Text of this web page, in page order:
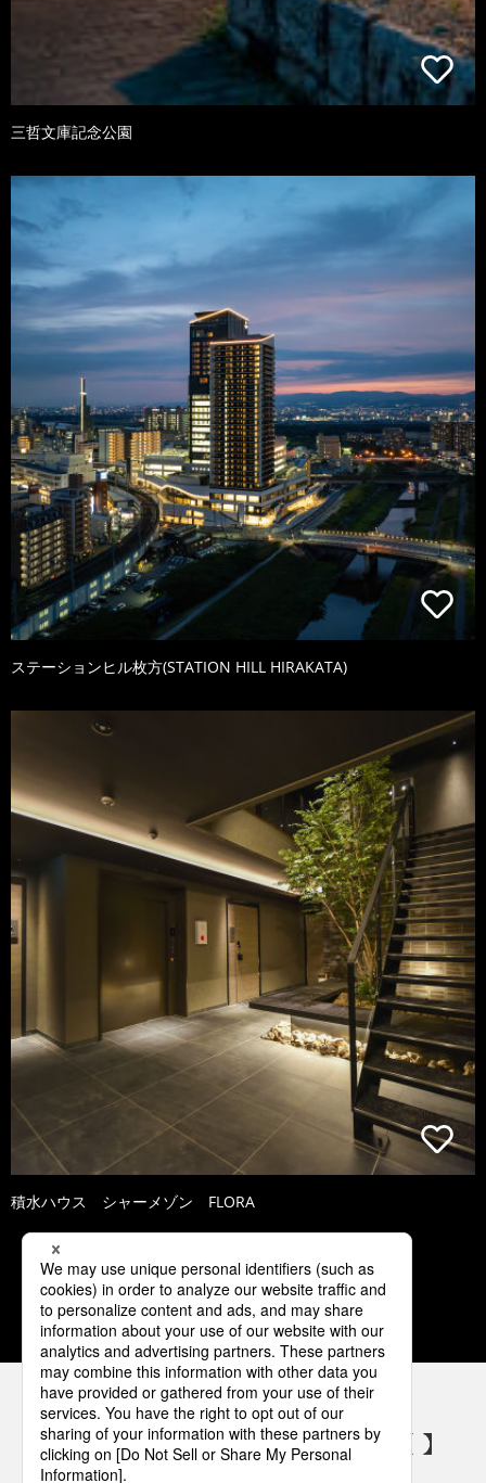
三哲文庫記念公園
ステーションヒル枚方(STATION HILL HIRAKATA)
積水ハウス シャーメゾン FLORA
1 2 3 4 5
パナソニックの電気設備 SNSアカウント